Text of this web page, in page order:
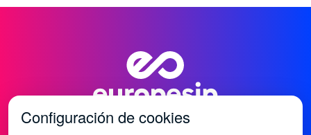
Configuración de cookies